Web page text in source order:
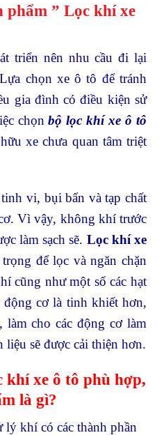
phẩm ” Lọc khí xe
triển nên nhu cầu đi lại
chọn xe ô tô để tránh
gia đình có điều kiện sử
chọnbộ lọc khí xe ô tô
xe chưa quan tâm triệt
vi, bụi bẩn và tạp chất
Vì vậy, không khí trước
làm sạch sẽ. Lọc khí xe
để lọc và ngăn chặn
cũng như một số các hạt
cơ là tinh khiết hơn,
làm cho các động cơ làm
sẽ được cải thiện hơn.
khí xe ô tô phù hợp,
là gì?
khí có các thành phần